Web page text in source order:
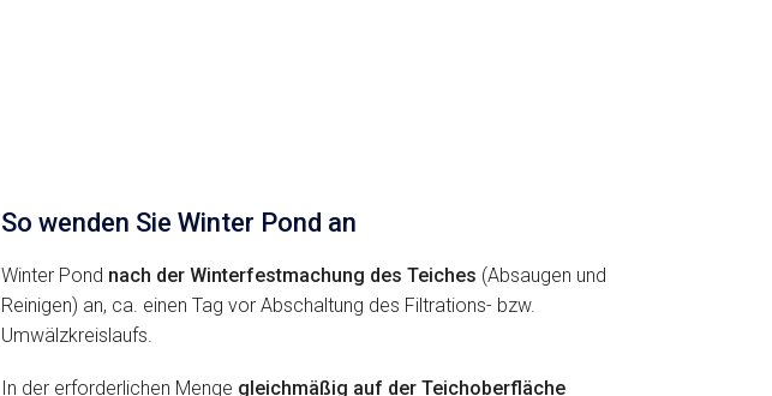
So wenden Sie Winter Pond an
Winter Pond nach der Winterfestmachung des Teiches (Absaugen und
Reinigen) an, ca. einen Tag vor Abschaltung des Filtrations- bzw.
Umwälzkreislaufs.
In der erforderlichen Menge gleichmäßig auf der Teichoberfläche